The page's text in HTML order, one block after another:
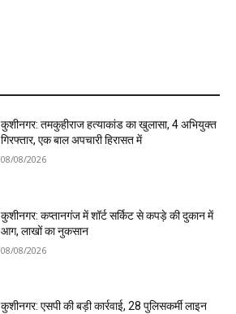
कुशीनगर: तमकुहीराज हत्याकांड का खुलासा, 4 अभियुक्त
गिरफ्तार, एक बाल अपचारी हिरासत में
08/08/2026
कुशीनगर: कप्तानगंज में शॉर्ट सर्किट से कपड़े की दुकान में
आग, लाखों का नुकसान
08/08/2026
कुशीनगर: एसपी की बड़ी कार्रवाई, 28 पुलिसकर्मी लाइन